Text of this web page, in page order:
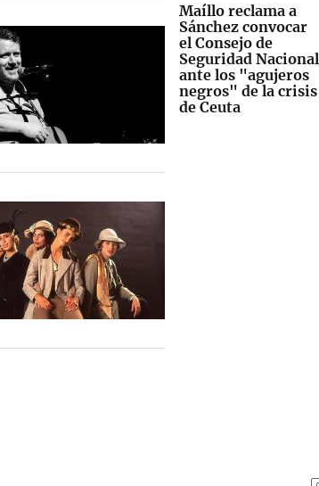
Maíllo reclama a
Sánchez convocar
el Consejo de
Seguridad Nacional
ante los "agujeros
negros" de la crisis
de Ceuta